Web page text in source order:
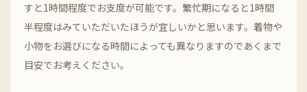
すと1時間程度でお支度が可能です。繁忙期になると1時間
半程度はみていただいたほうが宜しいかと思います。着物や
小物をお選びになる時間によっても異なりますのであくまで
目安でお考えください。